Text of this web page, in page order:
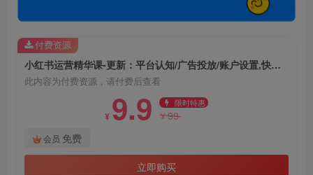
小红书运营精华课-更新：平台认知/广告投放/账户设置,快速掌握精准获客与变现
此内容为付费资源，请付费后查看
¥ 9.9 限时特惠
¥99
会员 免费
立即购买
付费资源